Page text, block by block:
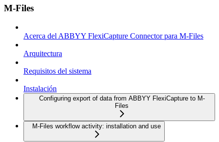
M-Files
Acerca del ABBYY FlexiCapture Connector para M-Files
Arquitectura
Requisitos del sistema
Instalación
Configuring export of data from ABBYY FlexiCapture to M-
Files
M-Files workflow activity: installation and use